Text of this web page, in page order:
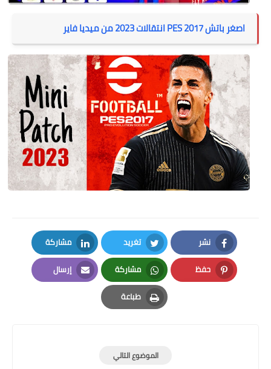
اصغر باتش PES 2017 انتقالات 2023 من ميديا فاير
نشر
Facebook
تغريد
Twitter
مشاركة
LinkedIn
حفظ
Pinterest
مشاركة
Whatsapp
إرسال
Email
طباعة
Print
الموضوع التالي